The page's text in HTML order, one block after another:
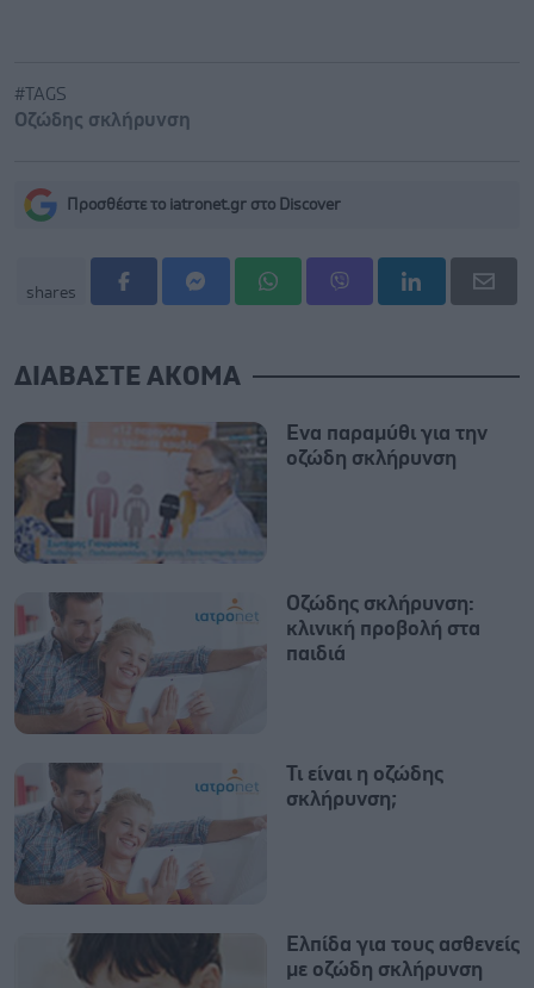
#TAGS
Οζώδης σκλήρυνση
Προσθέστε το iatronet.gr στο Discover
shares
ΔΙΑΒΑΣΤΕ ΑΚΟΜΑ
Ενα παραμύθι για την
οζώδη σκλήρυνση
Οζώδης σκλήρυνση:
κλινική προβολή στα
παιδιά
Τι είναι η οζώδης
σκλήρυνση;
Ελπίδα για τους ασθενείς
με οζώδη σκλήρυνση